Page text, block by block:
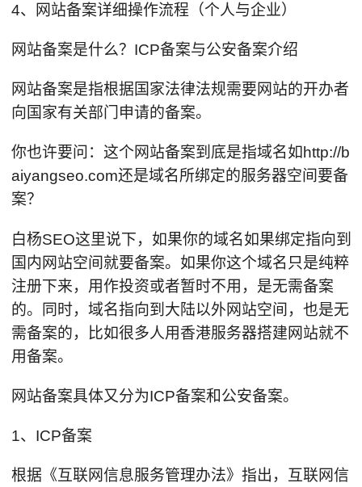
4、网站备案详细操作流程（个人与企业）
网站备案是什么？ICP备案与公安备案介绍
网站备案是指根据国家法律法规需要网站的开办者
向国家有关部门申请的备案。
你也许要问：这个网站备案到底是指域名如http://b
aiyangseo.com还是域名所绑定的服务器空间要备
案？
白杨SEO这里说下，如果你的域名如果绑定指向到
国内网站空间就要备案。如果你这个域名只是纯粹
注册下来，用作投资或者暂时不用，是无需备案
的。同时，域名指向到大陆以外网站空间，也是无
需备案的，比如很多人用香港服务器搭建网站就不
用备案。
网站备案具体又分为ICP备案和公安备案。
1、ICP备案
根据《互联网信息服务管理办法》指出，互联网信